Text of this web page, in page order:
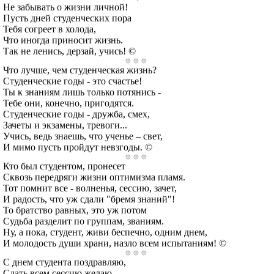
Не забывать о жизни личной!
Пусть дней студенческих пора
Тебя согреет в холода,
Что иногда приносит жизнь.
Так не ленись, дерзай, учись! ©
Что лучше, чем студенческая жизнь?
Студенческие годы - это счастье!
Ты к знаниям лишь только потянись -
Тебе они, конечно, пригодятся.
Студенческие годы - дружба, смех,
Зачеты и экзамены, тревоги...
Учись, ведь знаешь, что ученье – свет,
И мимо пусть пройдут невзгоды. ©
Кто был студентом, пронесет
Сквозь передряги жизни оптимизма пламя.
Тот помнит все - волненья, сессию, зачет,
И радость, что уж сдали "бремя знаний"!
То братство равных, это уж потом
Судьба разделит по группам, званиям.
Ну, а пока, студент, живи беспечно, одним днем,
И молодость души храни, назло всем испытаниям! ©
С днем студента поздравляю,